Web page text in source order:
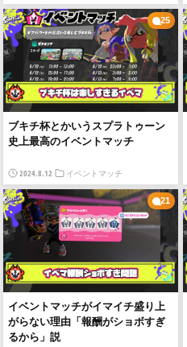
25
ブキチ杯とかいうスプラトゥーン
史上最高のイベントマッチ
2024.8.12 イベントマッチ
21
イベントマッチがイマイチ盛り上
がらない理由「報酬がショボすぎ
るから」説